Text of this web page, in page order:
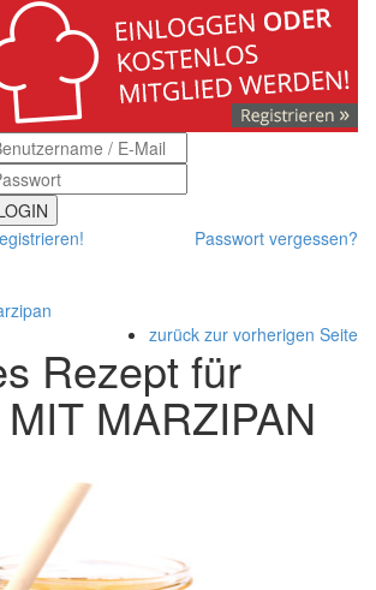
Passwort vergessen?
zurück zur vorherigen Seite
Rezept für
MARZIPAN